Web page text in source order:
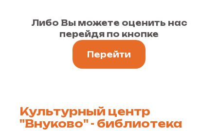
Либо Вы можете оценить нас
перейдя по кнопке
Перейти
Культурный центр
"Внуково" - библиотека